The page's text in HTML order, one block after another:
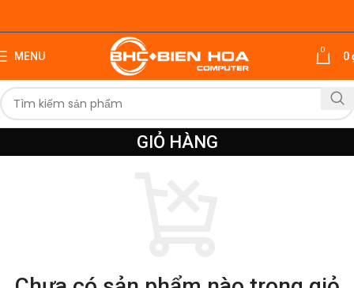
MENU 0 0
GIỎ HÀNG